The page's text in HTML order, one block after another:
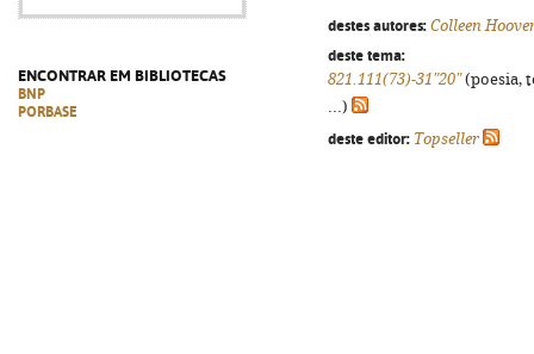
ENCONTRAR EM BIBLIOTECAS
BNP
PORBASE
destes autores: Colleen
deste tema:
821.111(73)-31"20"(poesia,
...)
deste editor: Topseller